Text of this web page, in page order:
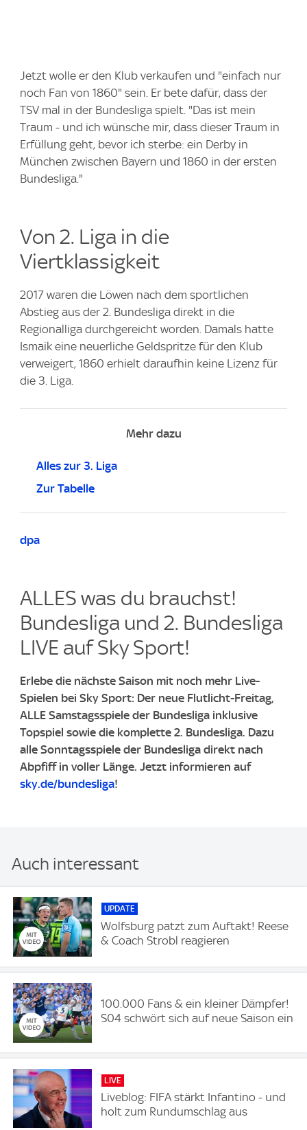
Jetzt wolle er den Klub verkaufen und "einfach nur
noch Fan von 1860" sein. Er bete dafür, dass der
TSV mal in der Bundesliga spielt. "Das ist mein
Traum - und ich wünsche mir, dass dieser Traum in
Erfüllung geht, bevor ich sterbe: ein Derby in
München zwischen Bayern und 1860 in der ersten
Bundesliga."
Von 2. Liga in die
Viertklassigkeit
2017 waren die Löwen nach dem sportlichen
Abstieg aus der 2. Bundesliga direkt in die
Regionalliga durchgereicht worden. Damals hatte
Ismaik eine neuerliche Geldspritze für den Klub
verweigert, 1860 erhielt daraufhin keine Lizenz für
die 3. Liga.
Mehr dazu
Alles zur 3. Liga
Zur Tabelle
dpa
ALLES was du brauchst!
Bundesliga und 2. Bundesliga
LIVE auf Sky Sport!​
Erlebe die nächste Saison mit noch mehr Live-
Spielen bei Sky Sport: Der neue Flutlicht-Freitag,
ALLE Samstagsspiele der Bundesliga inklusive
Topspiel sowie die komplette 2. Bundesliga. ​Dazu
alle Sonntagsspiele der Bundesliga direkt nach
Abpfiff in voller Länge. ​Jetzt informieren auf
sky.de/bundesliga!
Auch interessant
UPDATE
Wolfsburg patzt zum Auftakt! Reese
& Coach Strobl reagieren
100.000 Fans & ein kleiner Dämpfer!
S04 schwört sich auf neue Saison ein
LIVE
Liveblog: FIFA stärkt Infantino - und
holt zum Rundumschlag aus